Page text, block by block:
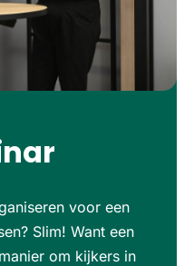
voor een
Slim! Want een
om kijkers in